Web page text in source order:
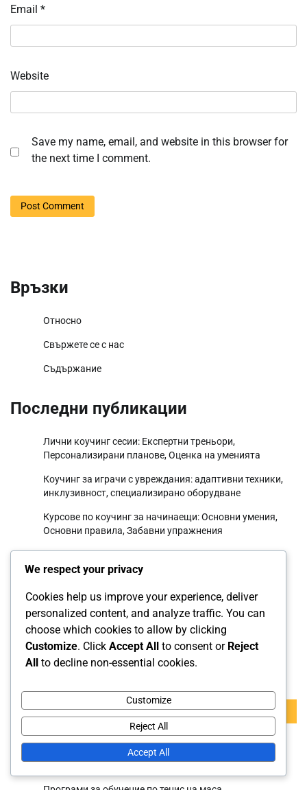
Email *
Website
Save my name, email, and website in this browser for
the next time I comment.
Връзки
Относно
Свържете се с нас
Съдържание
Последни публикации
Лични коучинг сесии: Експертни треньори,
Персонализирани планове, Оценка на уменията
Коучинг за играчи с увреждания: адаптивни техники,
инклузивност, специализирано оборудване
Курсове по коучинг за начинаещи: Основни умения,
Основни правила, Забавни упражнения
Напреднали техники за съдийство в тенис на маса:
управление на играта, разрешаване на конфликти,
Програми за съдии на младежи в тенис на маса:
Обучение по умения, Развитие на лидерство,
Обществена служба
Search
for:
Категории
We respect your privacy
Cookies help us improve your experience, deliver
personalized content, and analyze traffic. You can
choose which cookies to allow by clicking
Customize. Click Accept All to consent or Reject
All to decline non-essential cookies.
Customize
Reject All
Accept All